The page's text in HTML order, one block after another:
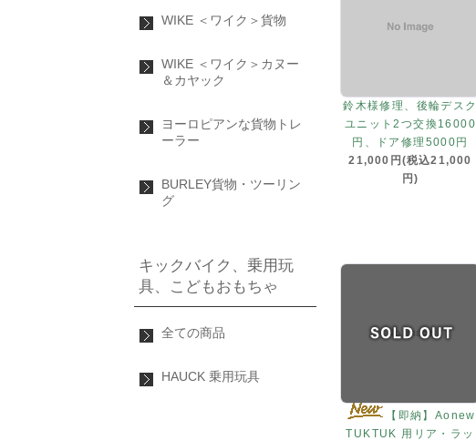
鈴木様修理、後輪デスク
ユニット2つ交換16000
円、ドア修理5000円
21,000円(税込21,000
円)
【即納】Aonew
TUKTUK 用リア・ラッ
WIKE ＜ワイク＞貨物
WIKE ＜ワイク＞カヌー
＆カヤック
ヨーロピアンな貨物トレ
ーラー
BURLEY貨物・ツーリン
グ
キックバイク、乗用玩
具、こどもおもちゃ
全ての商品
HAUCK 乗用玩具